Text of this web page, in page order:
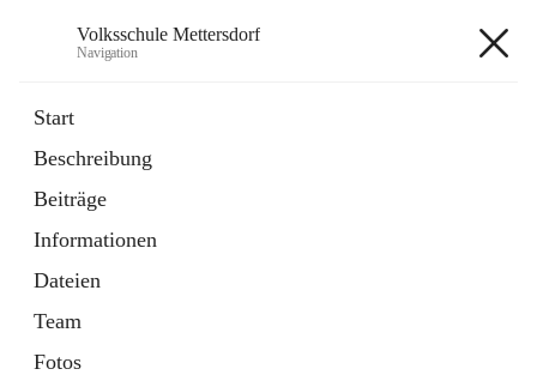
Volksschule Mettersdorf
Navigation
Start
Beschreibung
Beiträge
Informationen
Dateien
Team
Fotos
Externe Webseite
in
Tab
Termine
Artikel
öffnet
in
neuem
Tab